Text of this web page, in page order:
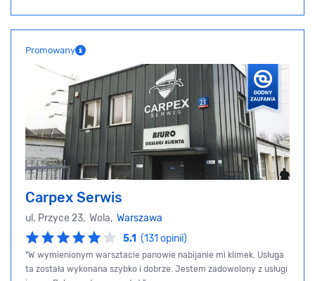
Promowany
Carpex Serwis
ul. Przyce 23, Wola, Warszawa
5.1 (131 opinii)
"W wymienionym warsztacie panowie nabijanie mi klimek. Usługa
ta została wykonana szybko i dobrze. Jestem zadowolony z usługi